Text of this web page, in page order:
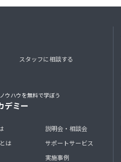
スタッフに相談する
ウハウを無料で学ぼう
デミー
は
説明会・相談会
サポートサービス
実施事例